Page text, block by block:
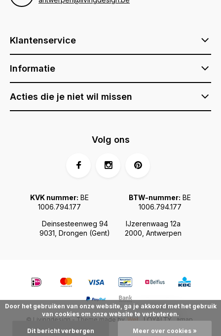
Klantenservice
Informatie
Acties die je niet wil missen
Deinsesteenweg 94
9031, Drongen (Gent)
IJzerenwaag 12a
2000, Antwerpen
KVK nummer: BE
1006.794.177
BTW-nummer: BE
1006.794.177
Volg ons
© Livingdesign - Theme made by Webdinge.nl Sitemap
Door het gebruiken van onze website, ga je akkoord met het gebruik
van cookies om onze website te verbeteren.
Dit bericht verbergen Meer over cookies »
LOYALTY